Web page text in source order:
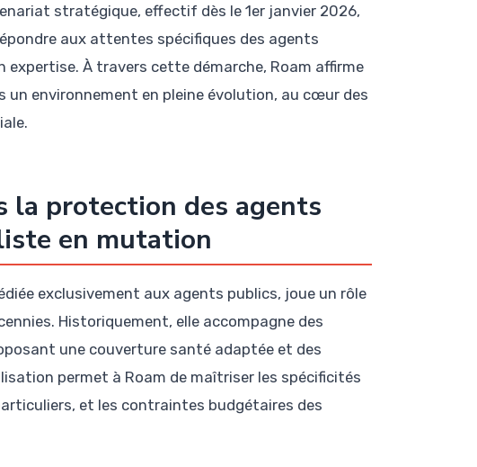
stratégique, effectif dès le 1er janvier 2026,
aux attentes spécifiques des agents
À travers cette démarche, Roam affirme
environnement en pleine évolution, au cœur des
la protection des agents
en mutation
exclusivement aux agents publics, joue un rôle
Historiquement, elle accompagne des
une couverture santé adaptée et des
permet à Roam de maîtriser les spécificités
et les contraintes budgétaires des